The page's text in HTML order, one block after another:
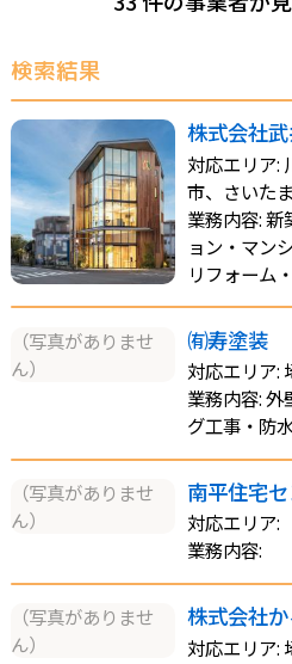
検索結果
株式会社
対応エリア:
市、さいた
業務内容:
ョン・マン
リフォーム
（写真がありませ
ん）
㈲寿塗装
対応エリア:
業務内容:
グ工事・防
（写真がありませ
ん）
南平住宅
対応エリア:
業務内容:
（写真がありませ
ん）
株式会社
対応エリア: